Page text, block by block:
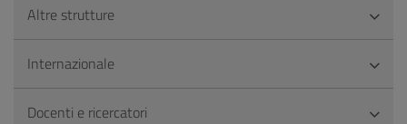
Altre strutture
Internazionale
Docenti e ricercatori